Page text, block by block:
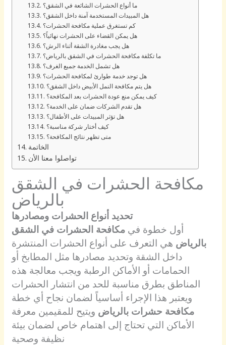
ما أنواع الحشرات الشائعة في الشقق؟
هل المبيدات المستخدمة آمنة داخل الشقق؟
كم تستغرق عملية مكافحة الحشرات؟
هل يمكن القضاء على الحشرات نهائياً؟
هل يجب مغادرة الشقة أثناء الرش؟
ما تكلفة مكافحة الحشرات في الشقق بالرياض؟
هل تشمل الخدمة جميع الغرف؟
هل توجد خدمة طوارئ لمكافحة الحشرات؟
هل يتم مكافحة النمل الأبيض داخل الشقق؟
كيف يمكن منع عودة الحشرات بعد المكافحة؟
هل تقدم الشركات ضمان على الخدمة؟
هل تؤثر المبيدات على الأطفال؟
كيف أختار شركة مناسبة؟
متى تظهر نتائج المكافحة؟
الخاتمة
تواصلوا معنا الأن
مكافحة الحشرات في الشقق
بالرياض
تحديد أنواع الحشرات ومصادرها
أول خطوة في مكافحة الحشرات في الشقق
بالرياض هي التعرف على أنواع الحشرات المنتشرة
داخل الشقة وتحديد مصادرها مثل المطابخ أو
الحمامات أو الأماكن الرطبة ويجب معالجة هذه
المناطق بطرق مناسبة للحد من انتشار الحشرات
ويعتبر هذا الإجراء أساسياً لضمان نجاح أي خطة
مكافحة حشرات بالرياض ويتيح للمقيمين معرفة
الأماكن التي تحتاج إلى اهتمام خاص لضمان بيئة
نظيفة وصحية